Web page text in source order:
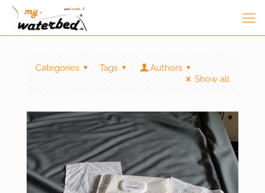
Categories Tags
Authors
Show all